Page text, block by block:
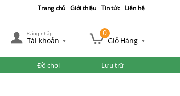
Trang chủ Giới thiệu Tin tức Liên hệ
Đăng nhập
Tài khoản
0
Giỏ Hàng
Đồ chơi Lưu trữ